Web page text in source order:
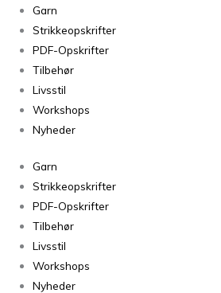
Garn
Strikkeopskrifter
PDF-Opskrifter
Tilbehør
Livsstil
Workshops
Nyheder
Garn
Strikkeopskrifter
PDF-Opskrifter
Tilbehør
Livsstil
Workshops
Nyheder
Cardiff
Cashmere
Brushlight
antal